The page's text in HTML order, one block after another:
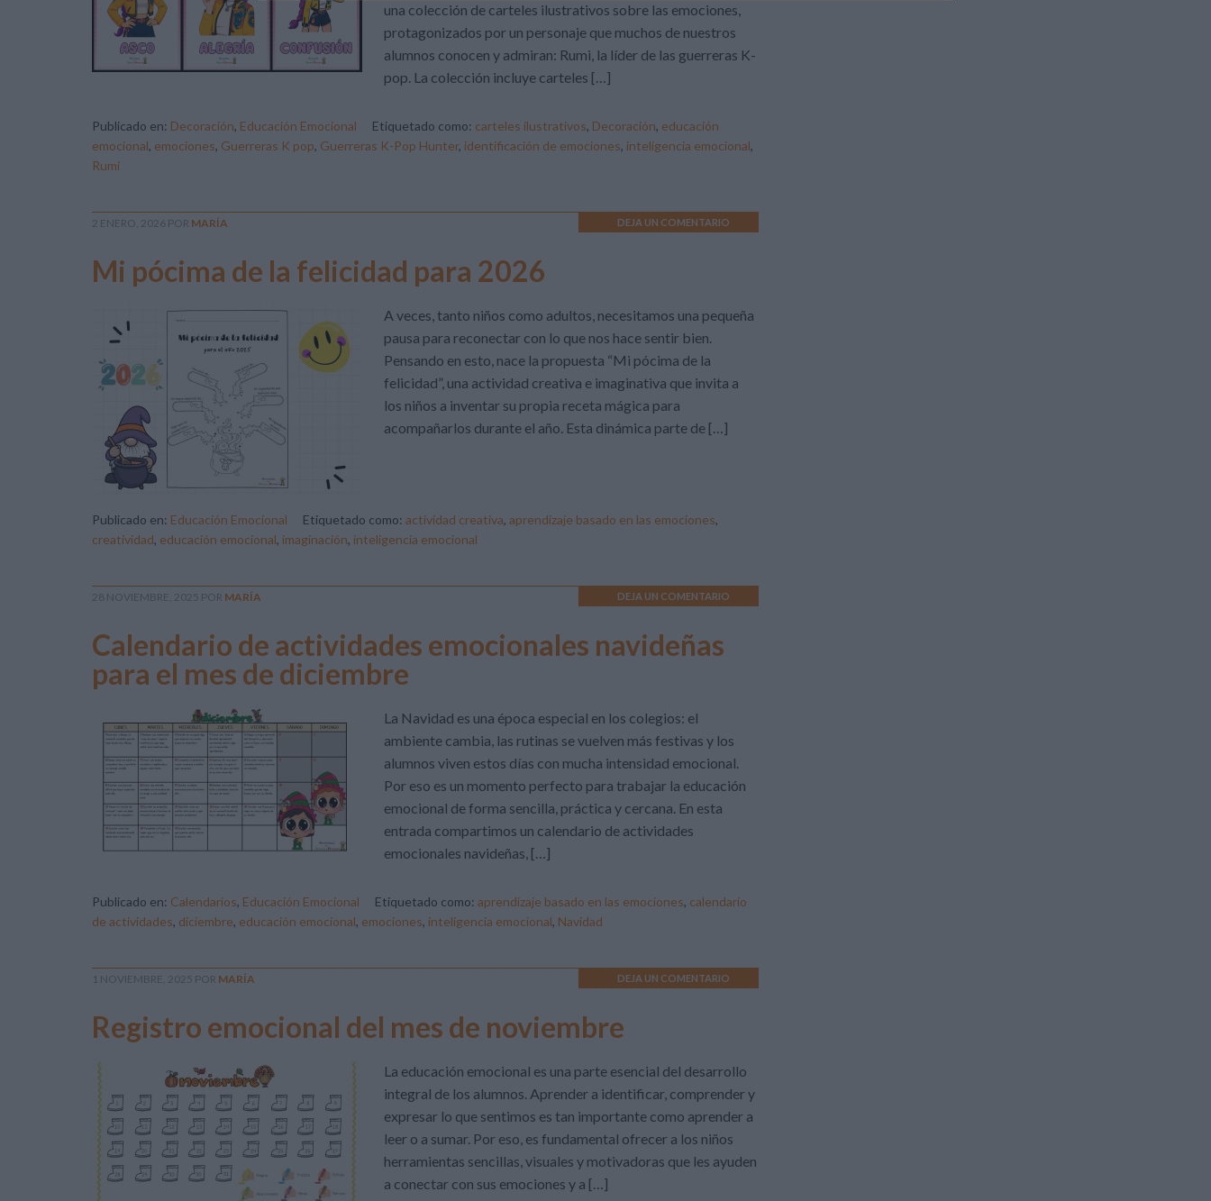
una colección de carteles ilustrativos sobre las emociones,
protagonizados por un personaje que muchos de nuestros
alumnos conocen y admiran: Rumi, la líder de las guerreras K-
pop. La colección incluye carteles […]
Publicado en: Decoración, Educación Emocional Etiquetado como: carteles ilustrativos, Decoración, educación
emocional, emociones, Guerreras K pop, Guerreras K-Pop Hunter, identificación de emociones, inteligencia emocional,
Rumi
2 ENERO, 2026 POR MARÍA DEJA UN COMENTARIO
Mi pócima de la felicidad para 2026
A veces, tanto niños como adultos, necesitamos una pequeña
pausa para reconectar con lo que nos hace sentir bien.
Pensando en esto, nace la propuesta “Mi pócima de la
felicidad”, una actividad creativa e imaginativa que invita a
los niños a inventar su propia receta mágica para
acompañarlos durante el año. Esta dinámica parte de […]
Publicado en: Educación Emocional Etiquetado como: actividad creativa, aprendizaje basado en las emociones,
creatividad, educación emocional, imaginación, inteligencia emocional
28 NOVIEMBRE, 2025 POR MARÍA DEJA UN COMENTARIO
Calendario de actividades emocionales navideñas
para el mes de diciembre
La Navidad es una época especial en los colegios: el
ambiente cambia, las rutinas se vuelven más festivas y los
alumnos viven estos días con mucha intensidad emocional.
Por eso es un momento perfecto para trabajar la educación
emocional de forma sencilla, práctica y cercana. En esta
entrada compartimos un calendario de actividades
emocionales navideñas, […]
Publicado en: Calendarios, Educación Emocional Etiquetado como: aprendizaje basado en las emociones, calendario
de actividades, diciembre, educación emocional, emociones, inteligencia emocional, Navidad
1 NOVIEMBRE, 2025 POR MARÍA DEJA UN COMENTARIO
Registro emocional del mes de noviembre
La educación emocional es una parte esencial del desarrollo
integral de los alumnos. Aprender a identificar, comprender y
expresar lo que sentimos es tan importante como aprender a
leer o a sumar. Por eso, es fundamental ofrecer a los niños
herramientas sencillas, visuales y motivadoras que les ayuden
a conectar con sus emociones y a […]